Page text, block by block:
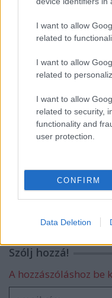
I want to allow
related to
I want to allow
related to
I want to allow
related to security,
functionality and
user protection.
CONFIRM
Data Deletion
A kínai
Az
Szólj hozzá!
A hozzászóláshoz be